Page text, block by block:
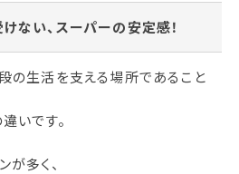
ない、スーパーの安定感！
の生活を支える場所であること
いです。
が多く、